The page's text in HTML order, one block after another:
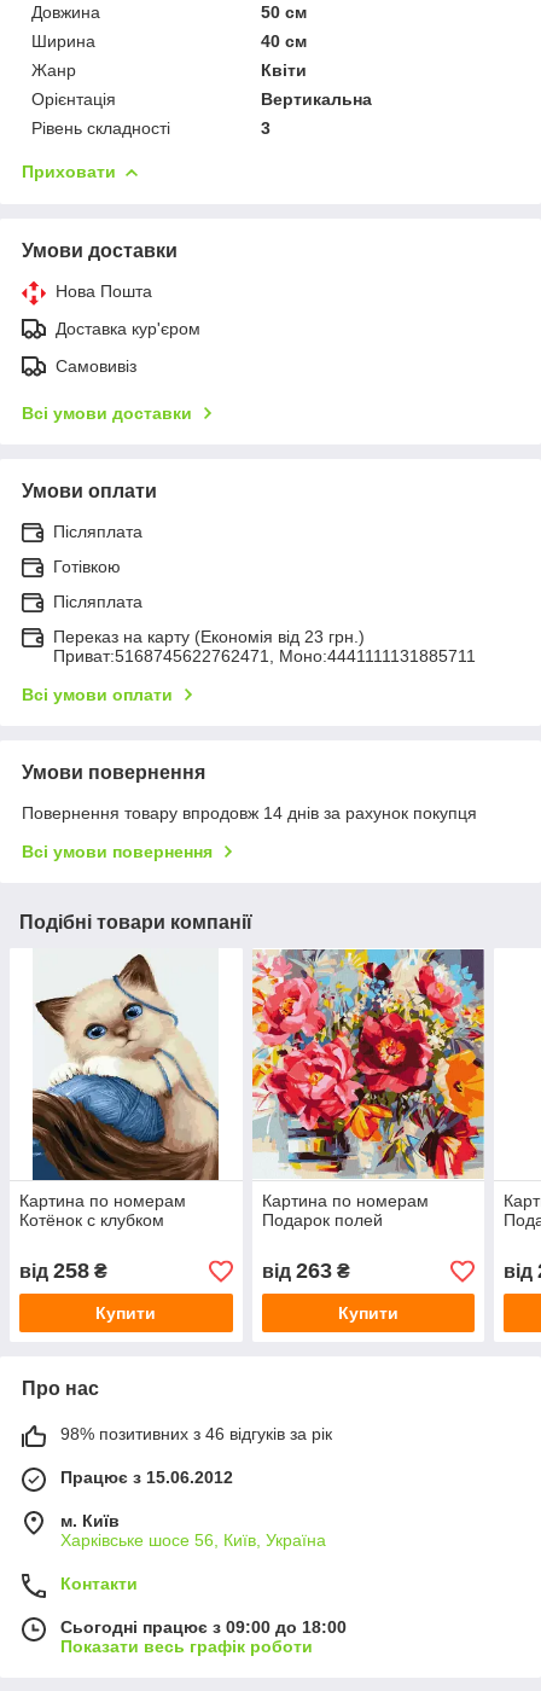
Довжина
50 см
Ширина
40 см
Жанр
Квіти
Орієнтація
Вертикальна
Рівень складності
3
Приховати
Умови доставки
Нова Пошта
Доставка кур'єром
Самовивіз
Всі умови доставки
Умови оплати
Післяплата
Готівкою
Післяплата
Переказ на карту (Економія від 23 грн.)
Приват:5168745622762471, Моно:4441111131885711
Всі умови оплати
Умови повернення
Повернення товару впродовж 14 днів за рахунок покупця
Всі умови повернення
Подібні товари компанії
Картина по номерам
Котёнок с клубком
від 258 ₴
Купити
Картина по номерам
Подарок полей
від 263₴
Купити
від
Про нас
98% позитивних з 46 відгуків за рік
Працює з 15.06.2012
м. Київ
Харківське шосе 56, Київ, Україна
Контакти
Сьогодні працює з 09:00 до 18:00
Показати весь графік роботи